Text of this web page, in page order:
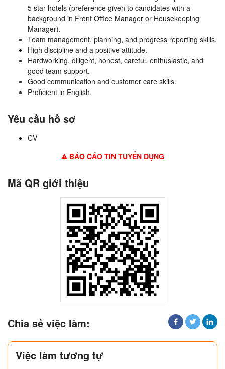
5 star hotels (preference given to candidates with a
background in Front Office Manager or Housekeeping
Manager).
Team management, planning, and progress reporting skills.
High discipline and a positive attitude.
Hardworking, diligent, honest, careful, enthusiastic, and
good team support.
Good communication and customer care skills.
Proficient in English.
Yêu cầu hồ sơ
CV
BÁO CÁO TIN TUYỂN DỤNG
Mã QR giới thiệu
Chia sẻ việc làm:
Việc làm tương tự